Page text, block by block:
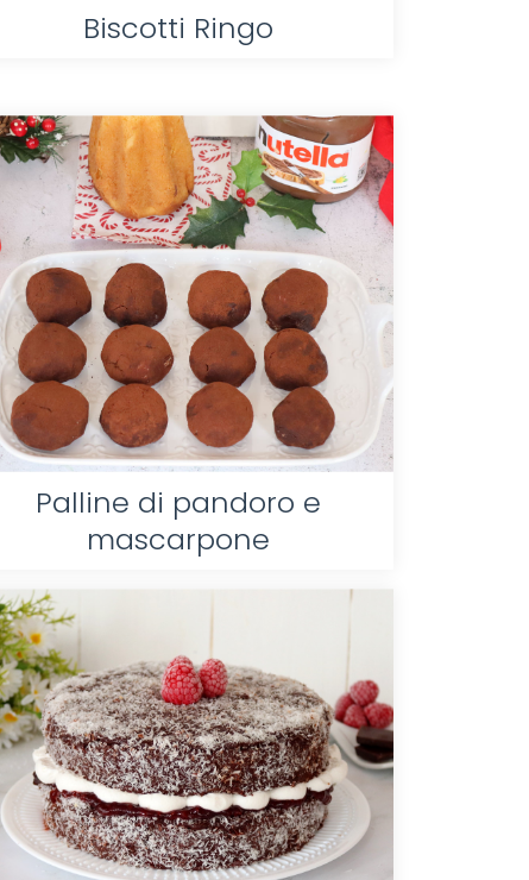
Biscotti Ringo
Palline di pandoro e
mascarpone